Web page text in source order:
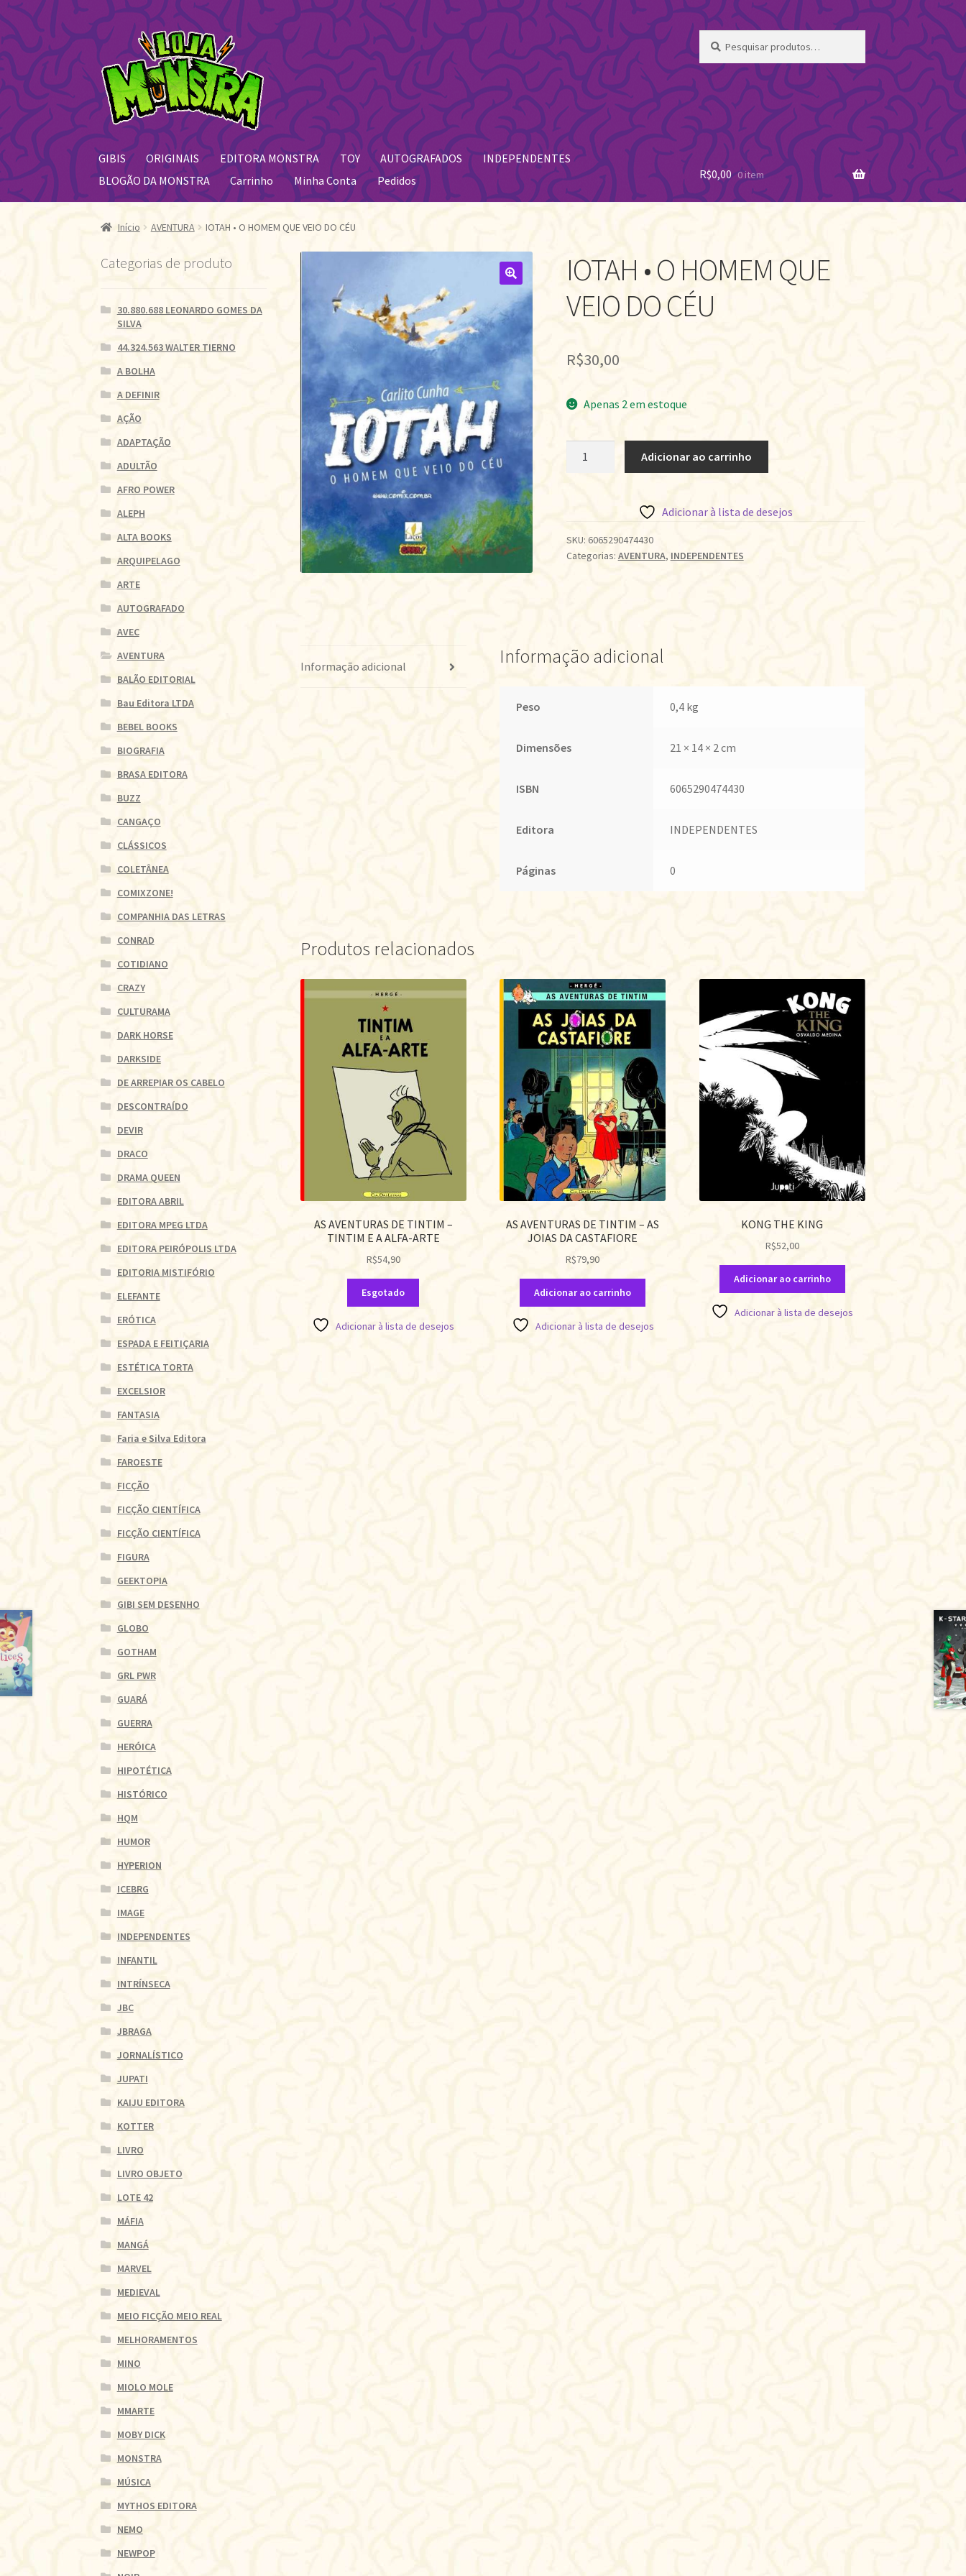
Pular
para
navegação
Pular
para
o
conteúdo
por:
GIBIS ORIGINAIS EDITORA MONSTRA TOY AUTOGRAFADOS
INDEPENDENTES
BLOGÃO DA MONSTRA
Carrinho Minha Conta Pedidos R$0,00 0 item
Início AVENTURA IOTAH • O HOMEM QUE VEIO DO CÉU
IOTAH • O HOMEM QUE
VEIO DO CÉU
R$30,00
Apenas 2 em estoque
VEIO
DO
Adicionar ao carrinho
Adicionar à lista de desejos
SKU: 6065290474430
Categorias: AVENTURA, INDEPENDENTES
Informação adicional Informação adicional
Peso 0,4 kg
Dimensões 21 × 14 × 2 cm
ISBN 6065290474430
Editora INDEPENDENTES
Páginas 0
Produtos relacionados
AS AVENTURAS DE TINTIM –
TINTIM E A ALFA-ARTE
R$54,90
Esgotado
Adicionar à lista de desejos
AS AVENTURAS DE TINTIM – AS
JOIAS DA CASTAFIORE
R$79,90
Adicionar ao carrinho
Adicionar à lista de desejos
KONG THE KING
R$52,00
Adicionar ao carrinho
Adicionar à lista de desejos
Categorias de produto
30.880.688 LEONARDO GOMES DA
SILVA
44.324.563 WALTER TIERNO
A BOLHA
A DEFINIR
AÇÃO
ADAPTAÇÃO
ADULTÃO
AFRO POWER
ALEPH
ALTA BOOKS
ARQUIPELAGO
ARTE
AUTOGRAFADO
AVEC
AVENTURA
BALÃO EDITORIAL
Bau Editora LTDA
BEBEL BOOKS
BIOGRAFIA
BRASA EDITORA
BUZZ
CANGAÇO
CLÁSSICOS
COLETÂNEA
COMIXZONE!
COMPANHIA DAS LETRAS
CONRAD
COTIDIANO
CRAZY
CULTURAMA
DARK HORSE
DARKSIDE
DE ARREPIAR OS CABELO
DESCONTRAÍDO
DEVIR
DRACO
DRAMA QUEEN
EDITORA ABRIL
EDITORA MPEG LTDA
EDITORA PEIRÓPOLIS LTDA
EDITORIA MISTIFÓRIO
ELEFANTE
ERÓTICA
ESPADA E FEITIÇARIA
ESTÉTICA TORTA
EXCELSIOR
FANTASIA
Faria e Silva Editora
FAROESTE
FICÇÃO
FICÇÃO CIENTÍFICA
FICÇÃO CIENTÍFICA
FIGURA
GEEKTOPIA
GIBI SEM DESENHO
GLOBO
GOTHAM
GRL PWR
GUARÁ
GUERRA
HERÓICA
HIPOTÉTICA
HISTÓRICO
HQM
HUMOR
HYPERION
ICEBRG
IMAGE
INDEPENDENTES
INFANTIL
INTRÍNSECA
JBC
JBRAGA
JORNALÍSTICO
JUPATI
KAIJU EDITORA
KOTTER
LIVRO
LIVRO OBJETO
LOTE 42
MÁFIA
MANGÁ
MARVEL
MEDIEVAL
MEIO FICÇÃO MEIO REAL
MELHORAMENTOS
MINO
MIOLO MOLE
MMARTE
MOBY DICK
MONSTRA
MÚSICA
MYTHOS EDITORA
NEMO
NEWPOP